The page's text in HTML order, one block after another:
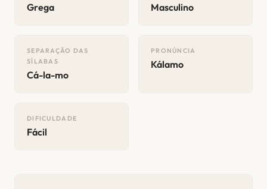
Grega Masculino
SEPARAÇÃO DAS
SÍLABAS
Cá-la-mo
PRONÚNCIA
Kálamo
DIFICULDADE
Fácil